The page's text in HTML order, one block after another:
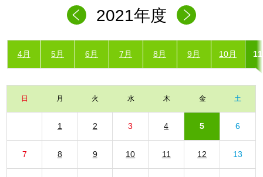
2021年度
4月 5月 6月 7月 8月 9月 10月
日 月 火 水 木 金 土
1 2 3 4 5 6
7 8 9 10 11 12 13